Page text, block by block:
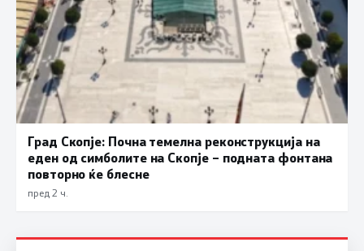
Град Скопје: Почна темелна реконструкција на
еден од симболите на Скопје – подната фонтана
повторно ќе блесне
пред 2 ч.